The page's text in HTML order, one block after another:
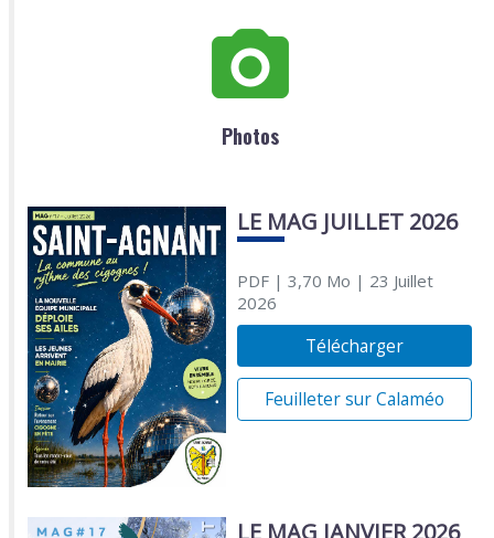
Photos
LE MAG JUILLET 2026
PDF| 3,70 Mo | 23 Juillet
2026
Télécharger
Feuilleter sur Calaméo